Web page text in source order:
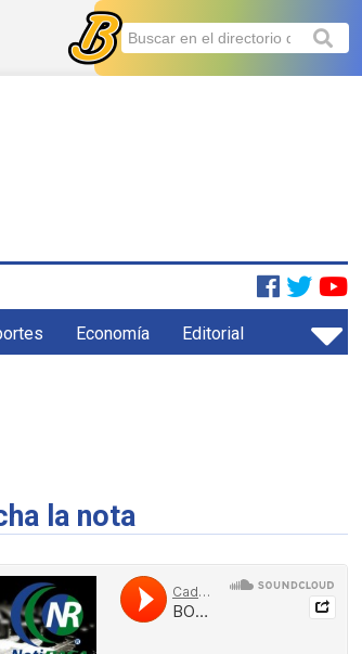
Economía Editorial
la nota